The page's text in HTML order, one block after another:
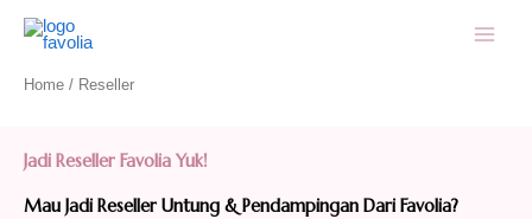
Home / Reseller
Jadi Reseller Favolia Yuk!
Mau Jadi Reseller Untung & Pendampingan Dari Favolia?